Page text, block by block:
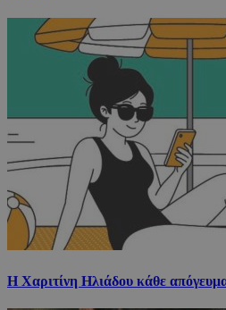
Η Χαριτίνη Ηλιάδου κάθε